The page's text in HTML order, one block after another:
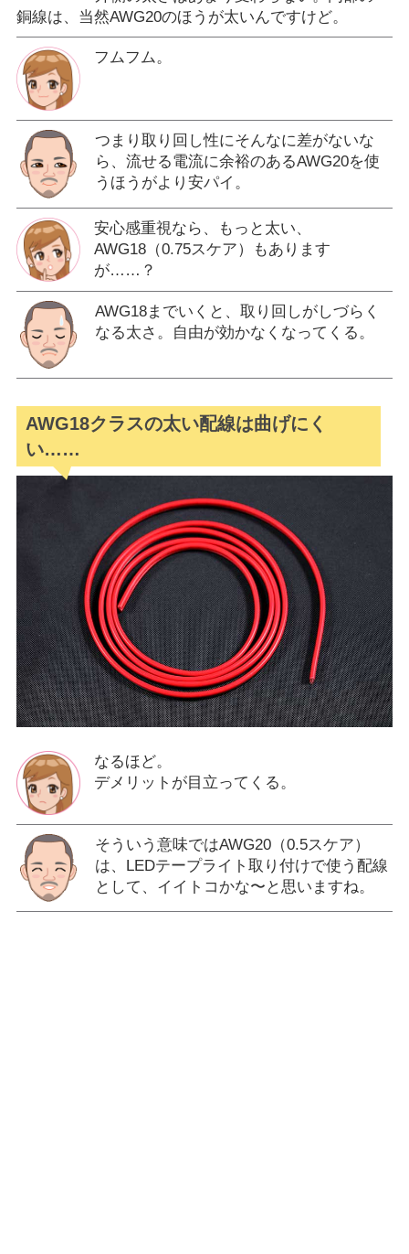
銅線は、当然AWG20のほうが太いんですけど。
フムフム。
つまり取り回し性にそんなに差がないな
ら、流せる電流に余裕のあるAWG20を使
うほうがより安パイ。
安心感重視なら、もっと太い、
AWG18（0.75スケア）もあります
が……？
AWG18までいくと、取り回しがしづらく
なる太さ。自由が効かなくなってくる。
AWG18クラスの太い配線は曲げにく
い……
なるほど。
デメリットが目立ってくる。
そういう意味ではAWG20（0.5スケア）
は、LEDテープライト取り付けで使う配線
として、イイトコかな〜と思いますね。